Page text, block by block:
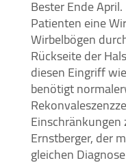
Bester Ende
Patienten eine
Wirbelbögen
Rückseite der
diesen Eingriff
benötigt
Ernstberger, der
gleichen